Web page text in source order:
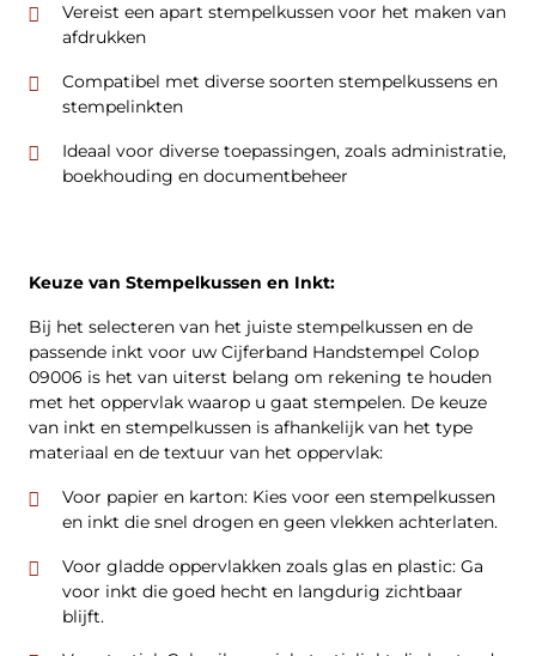
Vereist een apart stempelkussen voor het maken van
afdrukken
Compatibel met diverse soorten stempelkussens en
stempelinkten
Ideaal voor diverse toepassingen, zoals administratie,
boekhouding en documentbeheer
Keuze van Stempelkussen en Inkt:
Bij het selecteren van het juiste stempelkussen en de
passende inkt voor uw Cijferband Handstempel Colop
09006 is het van uiterst belang om rekening te houden
met het oppervlak waarop u gaat stempelen. De keuze
van inkt en stempelkussen is afhankelijk van het type
materiaal en de textuur van het oppervlak:
Voor papier en karton: Kies voor een stempelkussen
en inkt die snel drogen en geen vlekken achterlaten.
Voor gladde oppervlakken zoals glas en plastic: Ga
voor inkt die goed hecht en langdurig zichtbaar
blijft.